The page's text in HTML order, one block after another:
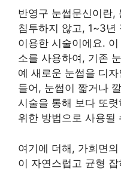
반영구 눈썹문신이란,
침투하지 않고, 1~3년
이용한 시술이에요.
소를 사용하여, 기존
예 새로운 눈썹을 디
들어, 눈썹이 짧거나
시술을 통해 보다 또
위한 방법으로 사용될
여기에 더해, 가회면
이 자연스럽고 균형